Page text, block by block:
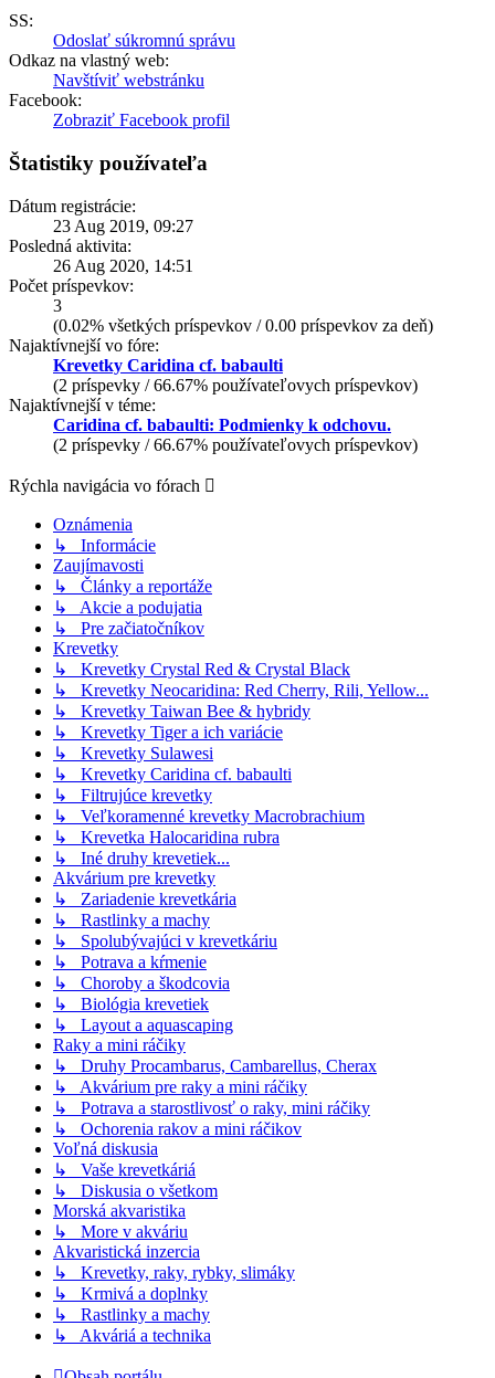
SS:
Odoslať súkromnú správu
Odkaz na vlastný web:
Navštíviť webstránku
Facebook:
Zobraziť Facebook profil
Štatistiky používateľa
Dátum registrácie:
23 Aug 2019, 09:27
Posledná aktivita:
26 Aug 2020, 14:51
Počet príspevkov:
3
(0.02% všetkých príspevkov / 0.00 príspevkov za deň)
Najaktívnejší vo fóre:
Krevetky Caridina cf. babaulti
(2 príspevky / 66.67% používateľovych príspevkov)
Najaktívnejší v téme:
Caridina cf. babaulti: Podmienky k odchovu.
(2 príspevky / 66.67% používateľovych príspevkov)
Rýchla navigácia vo fórach
Oznámenia
↳ Informácie
Zaujímavosti
↳ Články a reportáže
↳ Akcie a podujatia
↳ Pre začiatočníkov
Krevetky
↳ Krevetky Crystal Red & Crystal Black
↳ Krevetky Neocaridina: Red Cherry, Rili, Yellow...
↳ Krevetky Taiwan Bee & hybridy
↳ Krevetky Tiger a ich variácie
↳ Krevetky Sulawesi
↳ Krevetky Caridina cf. babaulti
↳ Filtrujúce krevetky
↳ Veľkoramenné krevetky Macrobrachium
↳ Krevetka Halocaridina rubra
↳ Iné druhy krevetiek...
Akvárium pre krevetky
↳ Zariadenie krevetkária
↳ Rastlinky a machy
↳ Spolubývajúci v krevetkáriu
↳ Potrava a kŕmenie
↳ Choroby a škodcovia
↳ Biológia krevetiek
↳ Layout a aquascaping
Raky a mini ráčiky
↳ Druhy Procambarus, Cambarellus, Cherax
↳ Akvárium pre raky a mini ráčiky
↳ Potrava a starostlivosť o raky, mini ráčiky
↳ Ochorenia rakov a mini ráčikov
Voľná diskusia
↳ Vaše krevetkáriá
↳ Diskusia o všetkom
Morská akvaristika
↳ More v akváriu
Akvaristická inzercia
↳ Krevetky, raky, rybky, slimáky
↳ Krmivá a doplnky
↳ Rastlinky a machy
↳ Akváriá a technika